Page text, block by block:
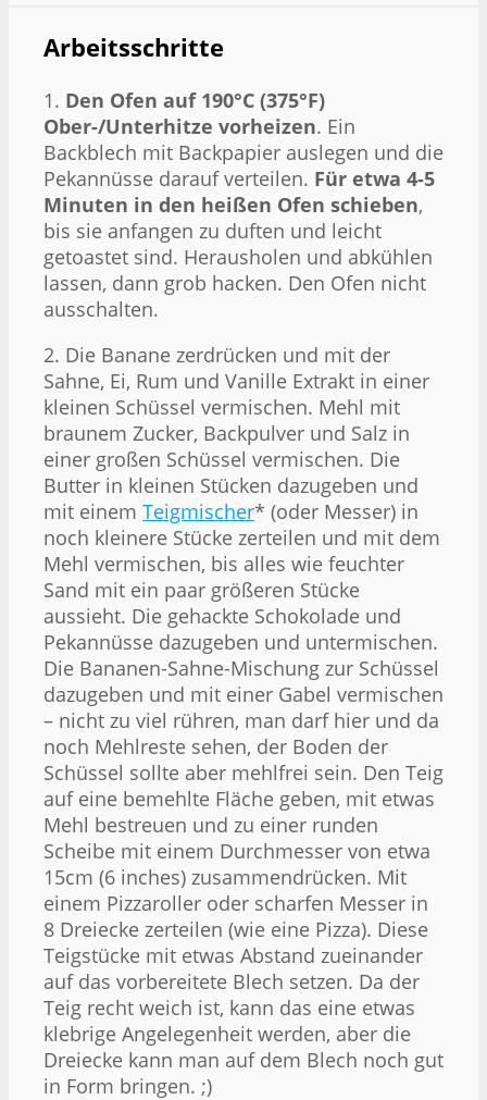
Arbeitsschritte
1. Den Ofen auf 190°C (375°F)
Ober-/Unterhitze vorheizen. Ein
Backblech mit Backpapier auslegen und die
Pekannüsse darauf verteilen. Für etwa 4-5
Minuten in den heißen Ofen schieben,
bis sie anfangen zu duften und leicht
getoastet sind. Herausholen und abkühlen
lassen, dann grob hacken. Den Ofen nicht
ausschalten.
2. Die Banane zerdrücken und mit der
Sahne, Ei, Rum und Vanille Extrakt in einer
kleinen Schüssel vermischen. Mehl mit
braunem Zucker, Backpulver und Salz in
einer großen Schüssel vermischen. Die
Butter in kleinen Stücken dazugeben und
mit einem Teigmischer* (oder Messer) in
noch kleinere Stücke zerteilen und mit dem
Mehl vermischen, bis alles wie feuchter
Sand mit ein paar größeren Stücke
aussieht. Die gehackte Schokolade und
Pekannüsse dazugeben und untermischen.
Die Bananen-Sahne-Mischung zur Schüssel
dazugeben und mit einer Gabel vermischen
– nicht zu viel rühren, man darf hier und da
noch Mehlreste sehen, der Boden der
Schüssel sollte aber mehlfrei sein. Den Teig
auf eine bemehlte Fläche geben, mit etwas
Mehl bestreuen und zu einer runden
Scheibe mit einem Durchmesser von etwa
15cm (6 inches) zusammendrücken. Mit
einem Pizzaroller oder scharfen Messer in
8 Dreiecke zerteilen (wie eine Pizza). Diese
Teigstücke mit etwas Abstand zueinander
auf das vorbereitete Blech setzen. Da der
Teig recht weich ist, kann das eine etwas
klebrige Angelegenheit werden, aber die
Dreiecke kann man auf dem Blech noch gut
in Form bringen. ;)